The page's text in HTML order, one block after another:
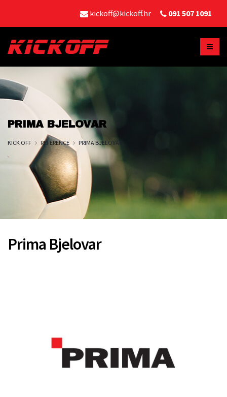
kickoff@kickoff.hr 091 507 1091
PRIMA BJELOVAR
KICK OFF REFERENCE PRIMA BJELOVAR
Prima Bjelovar